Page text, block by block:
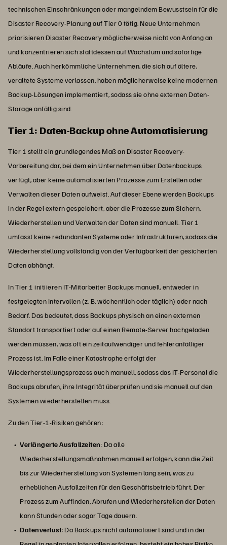
technischen Einschränkungen oder mangelndem Bewusstsein für die
Disaster Recovery-Planung auf Tier 0 tätig. Neue Unternehmen
priorisieren Disaster Recovery möglicherweise nicht von Anfang an
und konzentrieren sich stattdessen auf Wachstum und sofortige
Abläufe. Auch herkömmliche Unternehmen, die sich auf ältere,
veraltete Systeme verlassen, haben möglicherweise keine modernen
Backup-Lösungen implementiert, sodass sie ohne externen Daten-
Storage anfällig sind.
Tier 1: Daten-Backup ohne Automatisierung
Tier 1 stellt ein grundlegendes Maß an Disaster Recovery-
Vorbereitung dar, bei dem ein Unternehmen über Datenbackups
verfügt, aber keine automatisierten Prozesse zum Erstellen oder
Verwalten dieser Daten aufweist. Auf dieser Ebene werden Backups
in der Regel extern gespeichert, aber die Prozesse zum Sichern,
Wiederherstellen und Verwalten der Daten sind manuell. Tier 1
umfasst keine redundanten Systeme oder Infrastrukturen, sodass die
Wiederherstellung vollständig von der Verfügbarkeit der gesicherten
Daten abhängt.
In Tier 1 initiieren IT-Mitarbeiter Backups manuell, entweder in
festgelegten Intervallen (z. B. wöchentlich oder täglich) oder nach
Bedarf. Das bedeutet, dass Backups physisch an einen externen
Standort transportiert oder auf einen Remote-Server hochgeladen
werden müssen, was oft ein zeitaufwendiger und fehleranfälliger
Prozess ist. Im Falle einer Katastrophe erfolgt der
Wiederherstellungsprozess auch manuell, sodass das IT-Personal die
Backups abrufen, ihre Integrität überprüfen und sie manuell auf den
Systemen wiederherstellen muss.
Zu den Tier-1-Risiken gehören:
Verlängerte Ausfallzeiten: Da alle
Wiederherstellungsmaßnahmen manuell erfolgen, kann die Zeit
bis zur Wiederherstellung von Systemen lang sein, was zu
erheblichen Ausfallzeiten für den Geschäftsbetrieb führt. Der
Prozess zum Auffinden, Abrufen und Wiederherstellen der Daten
kann Stunden oder sogar Tage dauern.
Datenverlust: Da Backups nicht automatisiert sind und in der